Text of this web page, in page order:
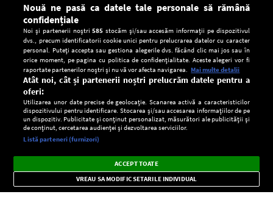
CONFIDENŢIALITATE
Setări:
Dark
Mode
Radio live, podcasturi, știri și alerte
importante.
×
Nouă ne pasă ca datele tale personale să rămână
confidențiale
Noi și partenerii noștri585 stocăm și/sau accesăm informații pe dispozitivul
dvs., precum identificatorii cookie unici pentru prelucrarea datelor cu caracter
personal. Puteți accepta sau gestiona alegerile dvs. făcând clic mai jos sau în
orice moment, pe pagina cu politica de confidențialitate. Aceste alegeri vor fi
raportate partenerilor noștri și nu vă vor afecta navigarea. Mai multe detalii
Atât noi, cât și partenerii noștri prelucrăm datele pentru a
oferi:
Utilizarea unor date precise de geolocație. Scanarea activă a caracteristicilor
dispozitivului pentru identificare. Stocarea și/sau accesarea informațiilor de pe
un dispozitiv. Publicitate și conținut personalizat, măsurători ale publicității și
de conținut, cercetarea audienței și dezvoltarea serviciilor.
Listă parteneri (furnizori)
ACCEPT TOATE
VREAU SA MODIFIC SETARILE INDIVIDUAL